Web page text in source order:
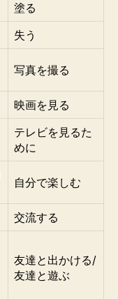
塗る
失う
写真を撮る
映画を見る
テレビを見るた
めに
自分で楽しむ
交流する
友達と出かける/
友達と遊ぶ